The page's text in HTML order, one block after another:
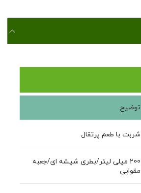
توضیح
شربت با طعم پرتقال
200 میلی لیتر
/بطری شیشه ای/جعبه
مقوایی